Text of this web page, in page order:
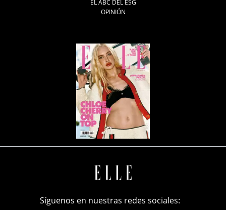
EL ABC DEL ESG
OPINIÓN
Síguenos en nuestras redes sociales: